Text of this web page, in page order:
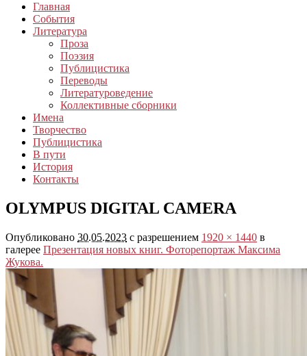
Главная
События
Литература
Проза
Поэзия
Публицистика
Переводы
Литературоведение
Коллективные сборники
Имена
Творчество
Публицистика
В пути
История
Контакты
OLYMPUS DIGITAL CAMERA
Опубликовано 30.05.2023 с разрешением 1920 × 1440 в
галерее Презентация новых книг. Фоторепортаж Максима
Жукова.